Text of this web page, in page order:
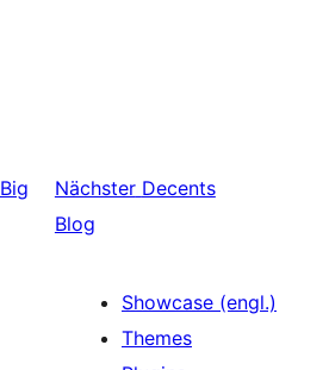
Big
Nächster Decents
Blog
Showcase (engl.)
Themes